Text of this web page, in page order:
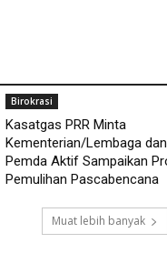
Birokrasi
Kasatgas PRR Minta
Kementerian/Lembaga dan
Pemda Aktif Sampaikan
Pemulihan Pascabencana
Muat lebih banyak